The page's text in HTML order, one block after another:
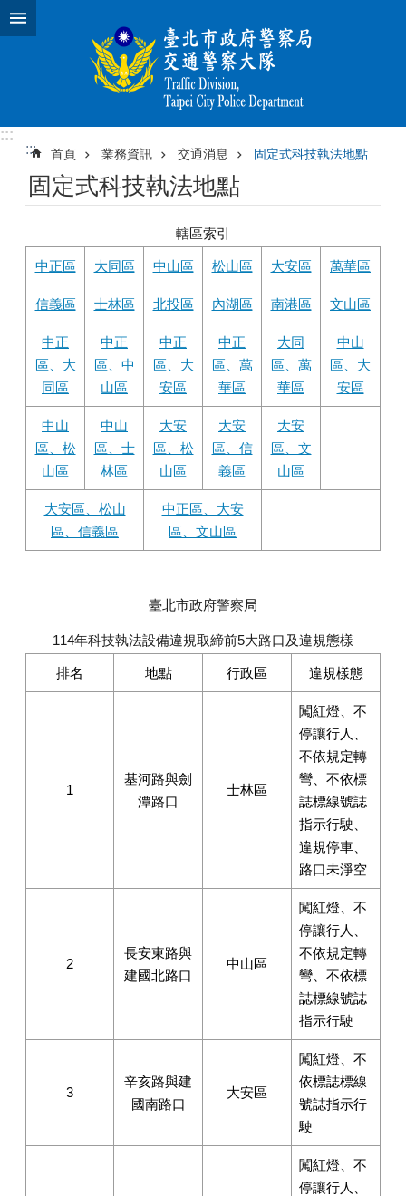
跳到主要內容區塊
:::
:::
首頁 業務資訊 交通消息 固定式科技執法地點
固定式科技執法地點
轄區索引
中正區 大同區 中山區 松山區 大安區 萬華區
信義區 士林區 北投區 內湖區 南港區 文山區
中正
區、大
同區
中正
區、中
山區
中正
區、大
安區
中正
區、萬
華區
大同
區、萬
華區
中山
區、大
安區
中山
區、松
山區
中山
區、士
林區
大安
區、松
山區
大安
區、信
義區
大安
區、文
山區
大安區、松山
區、信義區
中正區、大安
區、文山區
臺北市政府警察局
114年科技執法設備違規取締前5大路口及違規態樣
排名 地點 行政區 違規樣態
1
基河路與劍
潭路口
士林區
闖紅燈、不
停讓行人、
不依規定轉
彎、不依標
誌標線號誌
指示行駛、
違規停車、
路口未淨空
2
長安東路與
建國北路口
中山區
闖紅燈、不
停讓行人、
不依規定轉
彎、不依標
誌標線號誌
指示行駛
3
辛亥路與建
國南路口
大安區
闖紅燈、不
依標誌標線
號誌指示行
駛
闖紅燈、不
停讓行人、